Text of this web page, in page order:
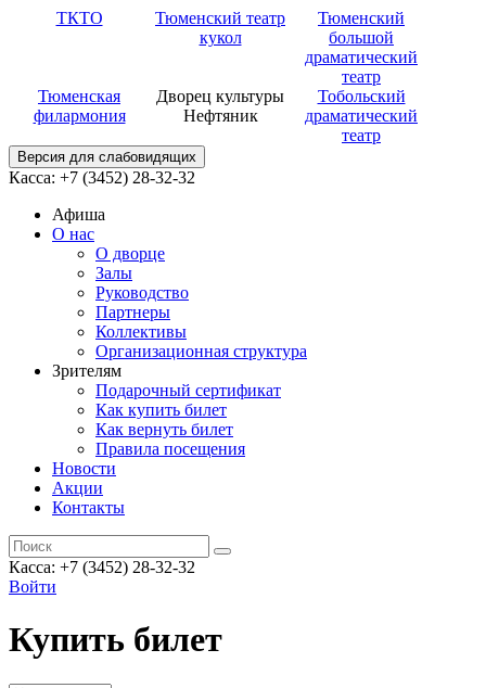
ТКТО
Тюменский театр
кукол
Тюменский
большой
драматический
театр
Тюменская
филармония
Дворец культуры
Нефтяник
Тобольский
драматический
театр
Версия для слабовидящих
Касса: +7 (3452) 28-32-32
Афиша
О нас
О дворце
Залы
Руководство
Партнеры
Коллективы
Организационная структура
Зрителям
Подарочный сертификат
Как купить билет
Как вернуть билет
Правила посещения
Новости
Акции
Контакты
Касса: +7 (3452) 28-32-32
Войти
Купить билет